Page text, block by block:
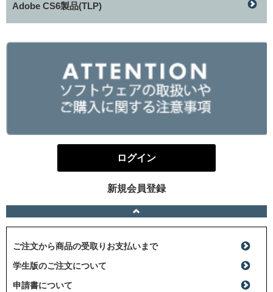
Adobe CS6製品(TLP)
ログイン
新規会員登録
ご注文から商品の受取りお支払いまで
学生版のご注文について
申請書について